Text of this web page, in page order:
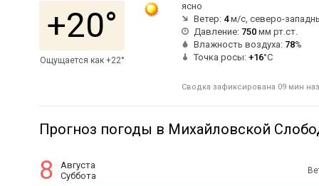
+20°
Ощущается как +22°
ясно
Ветер: 4м/с, северо-
Давление: 750 мм рт.ст.
Влажность воздуха: 78%
Точка росы: +16°C
Сводка зафиксирована 09 мин
Прогноз погоды в Михайловской
8
Августа
Суббота